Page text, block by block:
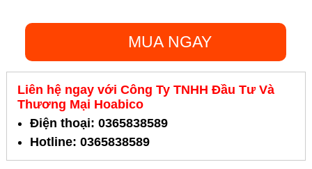
MUA NGAY
Liên hệ ngay với Công Ty TNHH Đầu Tư Và
Thương Mại Hoabico
Điện thoại: 0365838589
Hotline: 0365838589